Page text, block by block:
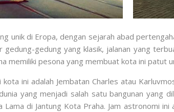
unik di Eropa, dengan sejarah abad
gedung yang klasik, jalanan yang
memiliki pesona yang membuat kota ini patut
ini adalah Jembatan Charles atau
yang menjadi salah satu bangunan yang
di Jantung Kota Praha. Jam astronomi